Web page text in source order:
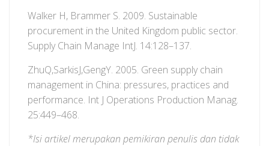
Walker H, Brammer S. 2009. Sustainable
procurement in the United Kingdom public sector.
Supply Chain Manage IntJ. 14:128–137.
ZhuQ,SarkisJ,GengY. 2005. Green supply chain
management in China: pressures, practices and
performance. Int J Operations Production Manag.
25:449–468.
*Isi artikel merupakan pemikiran penulis dan tidak